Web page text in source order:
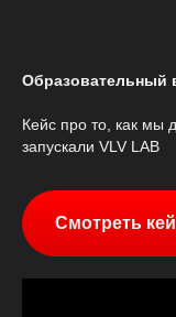
Образовательный
Кейс про то, как мы
запускали VLV LAB
Смотреть